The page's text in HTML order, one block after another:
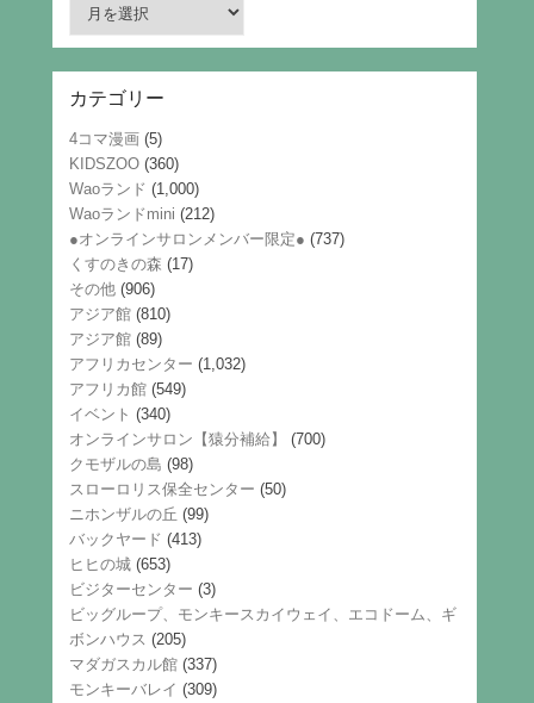
履
歴
カテゴリー
4コマ漫画 (5)
KIDSZOO (360)
Waoランド (1,000)
Waoランドmini (212)
●オンラインサロンメンバー限定● (737)
くすのきの森 (17)
その他 (906)
アジア館 (810)
アジア館 (89)
アフリカセンター (1,032)
アフリカ館 (549)
イベント (340)
オンラインサロン【猿分補給】
(700)
クモザルの島 (98)
スローロリス保全センター (50)
ニホンザルの丘 (99)
バックヤード (413)
ヒヒの城 (653)
ビジターセンター (3)
ビッグループ、モンキースカイウェイ、エコドーム、ギ
ボンハウス (205)
マダガスカル館 (337)
モンキーバレイ (309)